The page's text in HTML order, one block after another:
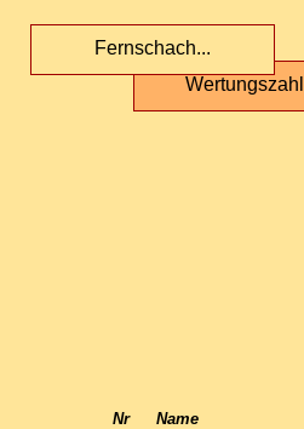
Fernschach...
Nr Name